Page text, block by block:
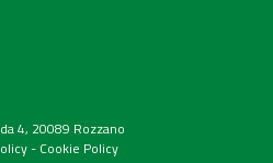
4, 20089 Rozzano
- Cookie Policy